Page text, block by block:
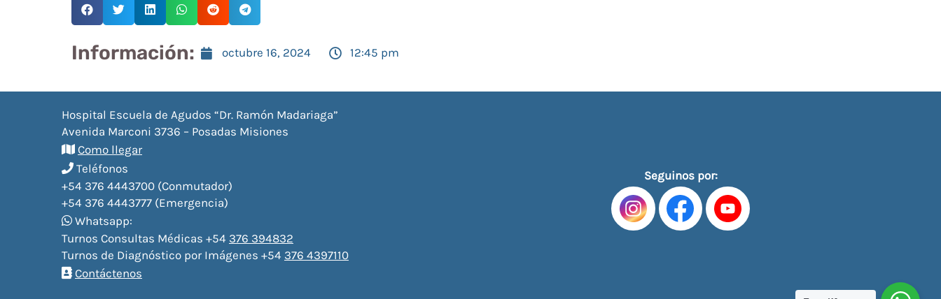
Información: octubre 16, 2024 12:45 pm
Hospital Escuela de Agudos “Dr. Ramón Madariaga”
Avenida Marconi 3736 – Posadas Misiones
Como llegar
Teléfonos
+54 376 4443700 (Conmutador)
+54 376 4443777 (Emergencia)
Whatsapp:
Turnos Consultas Médicas +54 376 394832
Turnos de Diagnóstico por Imágenes +54 376 4397110
Contáctenos
Seguinos por: